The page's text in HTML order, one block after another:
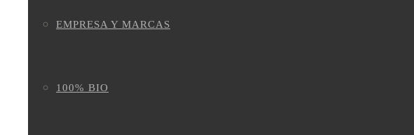
EMPRESA Y MARCAS
100% BIO